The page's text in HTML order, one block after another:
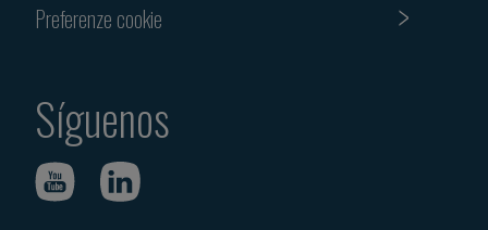
Preferenze cookie
Síguenos